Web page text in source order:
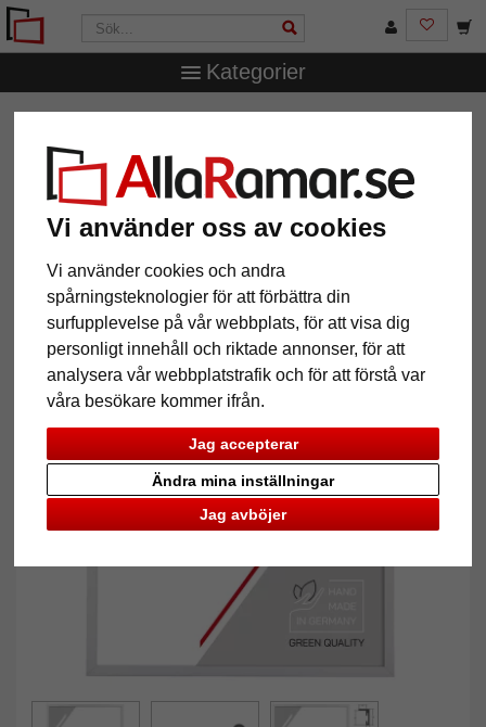
Vi använder oss av cookies
Vi använder cookies och andra
spårningsteknologier för att förbättra din
surfupplevelse på vår webbplats, för att visa dig
personligt innehåll och riktade annonser, för att
analysera vår webbplatstrafik och för att förstå var
våra besökare kommer ifrån.
Jag accepterar
Jag avböjer
Ändra mina inställningar
Kategorier
Aluminiumram Mookane
måttbeställd